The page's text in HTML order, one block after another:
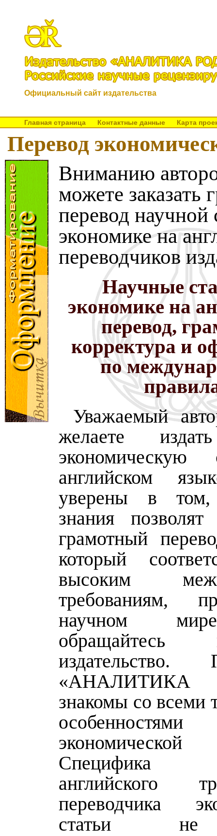
Официальный сайт издательства
Главная страница Контактные данные Карта
Перевод
Вниманию
можете заказать
перевод научной
экономике на
переводчиков
Научные
экономике на
перевод,
корректура и
по
Уважаемый
желаете
английском
уверены в
знания позволят
грамотный
который
высоким
требованиям,
научном
издательство.
знакомы со всеми
Специфика
английского
переводчика
статьи не